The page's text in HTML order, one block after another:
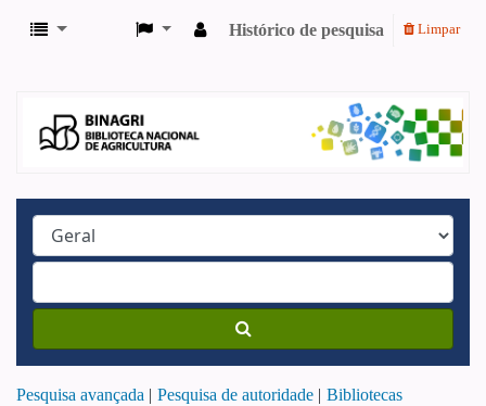
Histórico de pesquisa Limpar
Pesquisa avançada Pesquisa de autoridade Bibliotecas